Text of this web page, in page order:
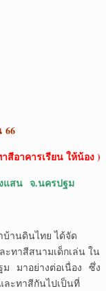
66
สีอาคารเรียน ให้น้อง )
แสน จ.นครปฐม
ดินไทย ได้จัด
ทาสีสนามเด็กเล่น ใน
มาอย่างต่อเนื่อง ซึ่ง
ละทาสีกันไปเป็นที่